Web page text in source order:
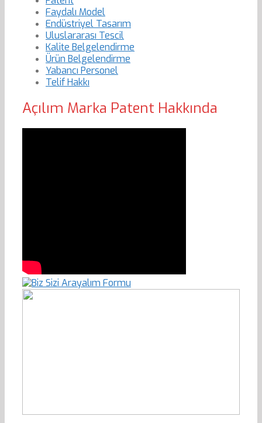
Faydalı Model
Endüstriyel Tasarım
Uluslararası Tescil
Kalite Belgelendirme
Ürün Belgelendirme
Yabancı Personel
Telif Hakkı
Açılım Marka Patent Hakkında